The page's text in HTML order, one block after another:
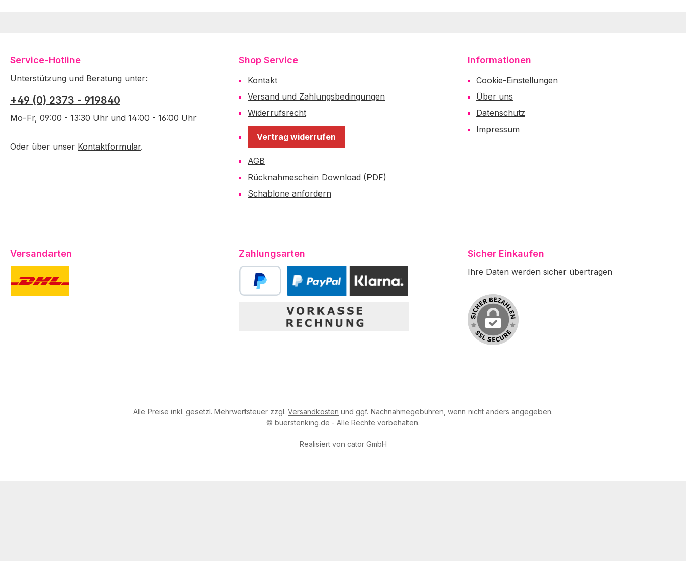
Service-Hotline
Unterstützung und Beratung unter:
+49 (0) 2373 - 919840
Mo-Fr, 09:00 - 13:30 Uhr und 14:00 - 16:00 Uhr
Oder über unser Kontaktformular.
Shop Service
Kontakt
Versand und Zahlungsbedingungen
Widerrufsrecht
Vertrag widerrufen
AGB
Rücknahmeschein Download (PDF)
Schablone anfordern
Informationen
Cookie-Einstellungen
Über uns
Datenschutz
Impressum
Versandarten Zahlungsarten Sicher Einkaufen
Ihre Daten werden sicher übertragen
Alle Preise inkl. gesetzl. Mehrwertsteuer zzgl. Versandkosten und ggf. Nachnahmegebühren, wenn nicht anders angegeben.
© buerstenking.de - Alle Rechte vorbehalten.
Realisiert von cator GmbH